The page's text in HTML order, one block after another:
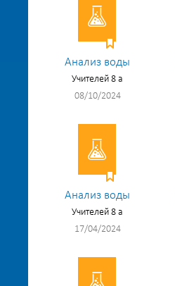
Анализ воды
Учителей 8 а
08/10/2024
Анализ воды
Учителей 8 а
17/04/2024